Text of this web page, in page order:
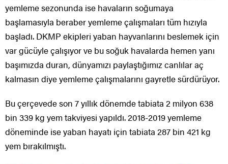
yemleme sezonunda ise havaların soğumaya
başlamasıyla beraber yemleme çalışmaları tüm hızıyla
başladı. DKMP ekipleri yaban hayvanlarını beslemek için
var gücüyle çalışıyor ve bu soğuk havalarda hemen yanı
başımızda duran, dünyamızı paylaştığımız canlılar aç
kalmasın diye yemleme çalışmalarını gayretle sürdürüyor.
Bu çerçevede son 7 yıllık dönemde tabiata 2 milyon 638
bin 339 kg yem takviyesi yapıldı. 2018-2019 yemleme
döneminde ise yaban hayatı için tabiata 287 bin 421 kg
yem bırakılmıştı.